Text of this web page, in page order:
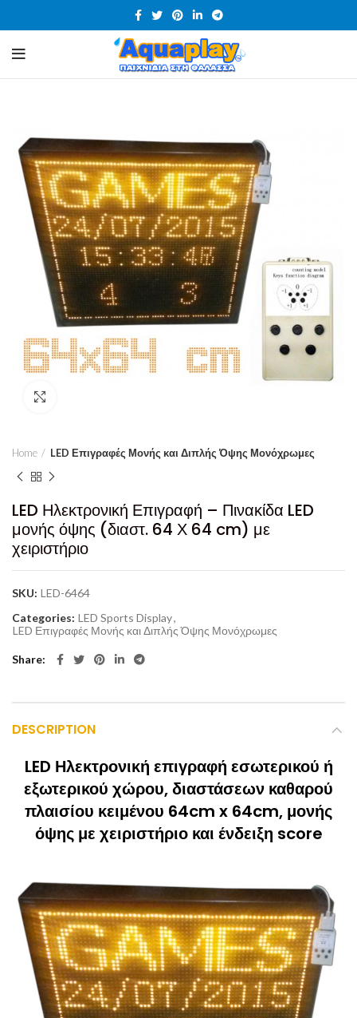
Home LED Επιγραφές Μονής και Διπλής Όψης Μονόχρωμες
LED Ηλεκτρονική Επιγραφή – Πινακίδα LED
μονής όψης (διαστ. 64 Χ 64 cm) με
χειριστήριο
SKU: LED-6464
Categories: LED Sports Display,
LED Επιγραφές Μονής και Διπλής Όψης Μονόχρωμες
Share
DESCRIPTION
LED Ηλεκτρονική επιγραφή εσωτερικού ή
εξωτερικού χώρου, διαστάσεων καθαρού
πλαισίου κειμένου 64cm x 64cm, μονής
όψης με χειριστήριο και ένδειξη score